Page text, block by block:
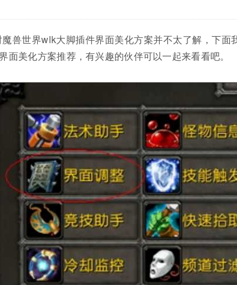
兽世界wlk大脚插件界面美化方案并不太了解，下面
面美化方案推荐，有兴趣的伙伴可以一起来看看吧。